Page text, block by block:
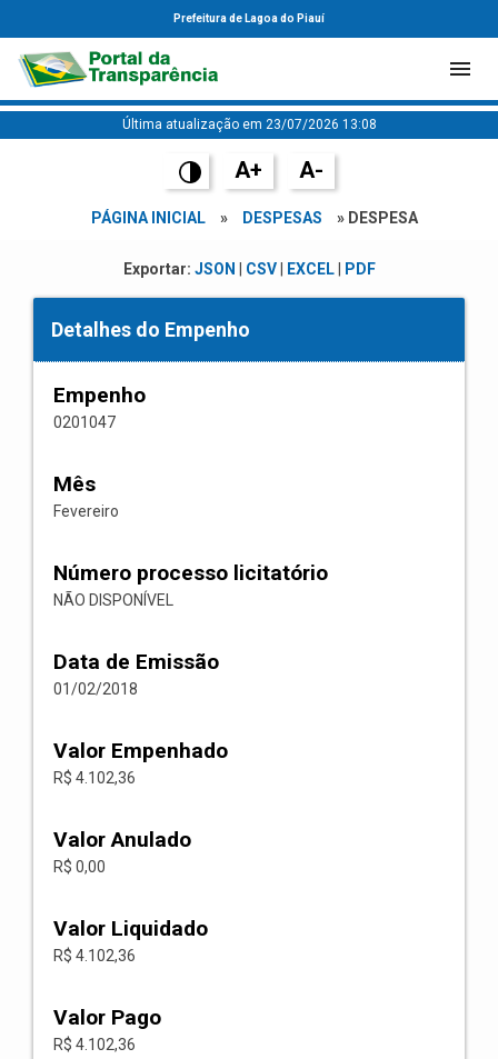
Prefeitura de Lagoa do Piauí
Última atualização em 23/07/2026 13:08
A+ A-
PÁGINA INICIAL » DESPESAS » DESPESA
Exportar: JSON CSV| EXCEL| PDF
Detalhes do Empenho
Empenho
0201047
Mês
Fevereiro
Número processo licitatório
NÃO DISPONÍVEL
Data de Emissão
01/02/2018
Valor Empenhado
R$ 4.102,36
Valor Anulado
R$ 0,00
Valor Liquidado
R$ 4.102,36
Valor Pago
R$ 4.102,36